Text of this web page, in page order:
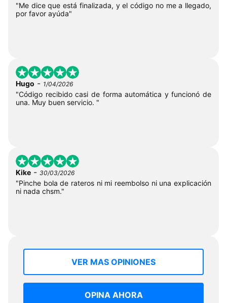
"Me dice que está finalizada, y el código no me a llegado,
por favor ayúda"
Hugo - 1/04/2026
"Código recibido casi de forma automática y funcionó de
una. Muy buen servicio. "
Kike - 30/03/2026
"Pinche bola de rateros ni mi reembolso ni una explicación
ni nada chsm."
VER MAS OPINIONES
OPINA AHORA